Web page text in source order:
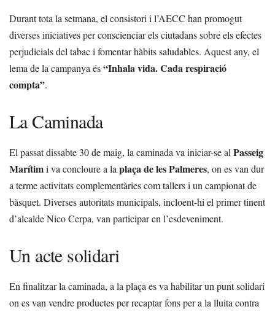
Durant tota la setmana, el consistori i l’AECC han promogut
diverses iniciatives per conscienciar els ciutadans sobre els efectes
perjudicials del tabac i fomentar hàbits saludables. Aquest any, el
lema de la campanya és“Inhala vida. Cada respiració
compta”.
La Caminada
El passat dissabte 30 de maig, la caminada va iniciar-se al Passeig
Marítimi va concloure a la plaça de les Palmeres, on es van dur
a terme activitats complementàries com tallers i un campionat de
bàsquet. Diverses autoritats municipals, incloent-hi el primer tinent
d’alcalde Nico Cerpa, van participar en l’esdeveniment.
Un acte solidari
En finalitzar la caminada, a la plaça es va habilitar un punt solidari
on es van vendre productes per recaptar fons per a la lluita contra